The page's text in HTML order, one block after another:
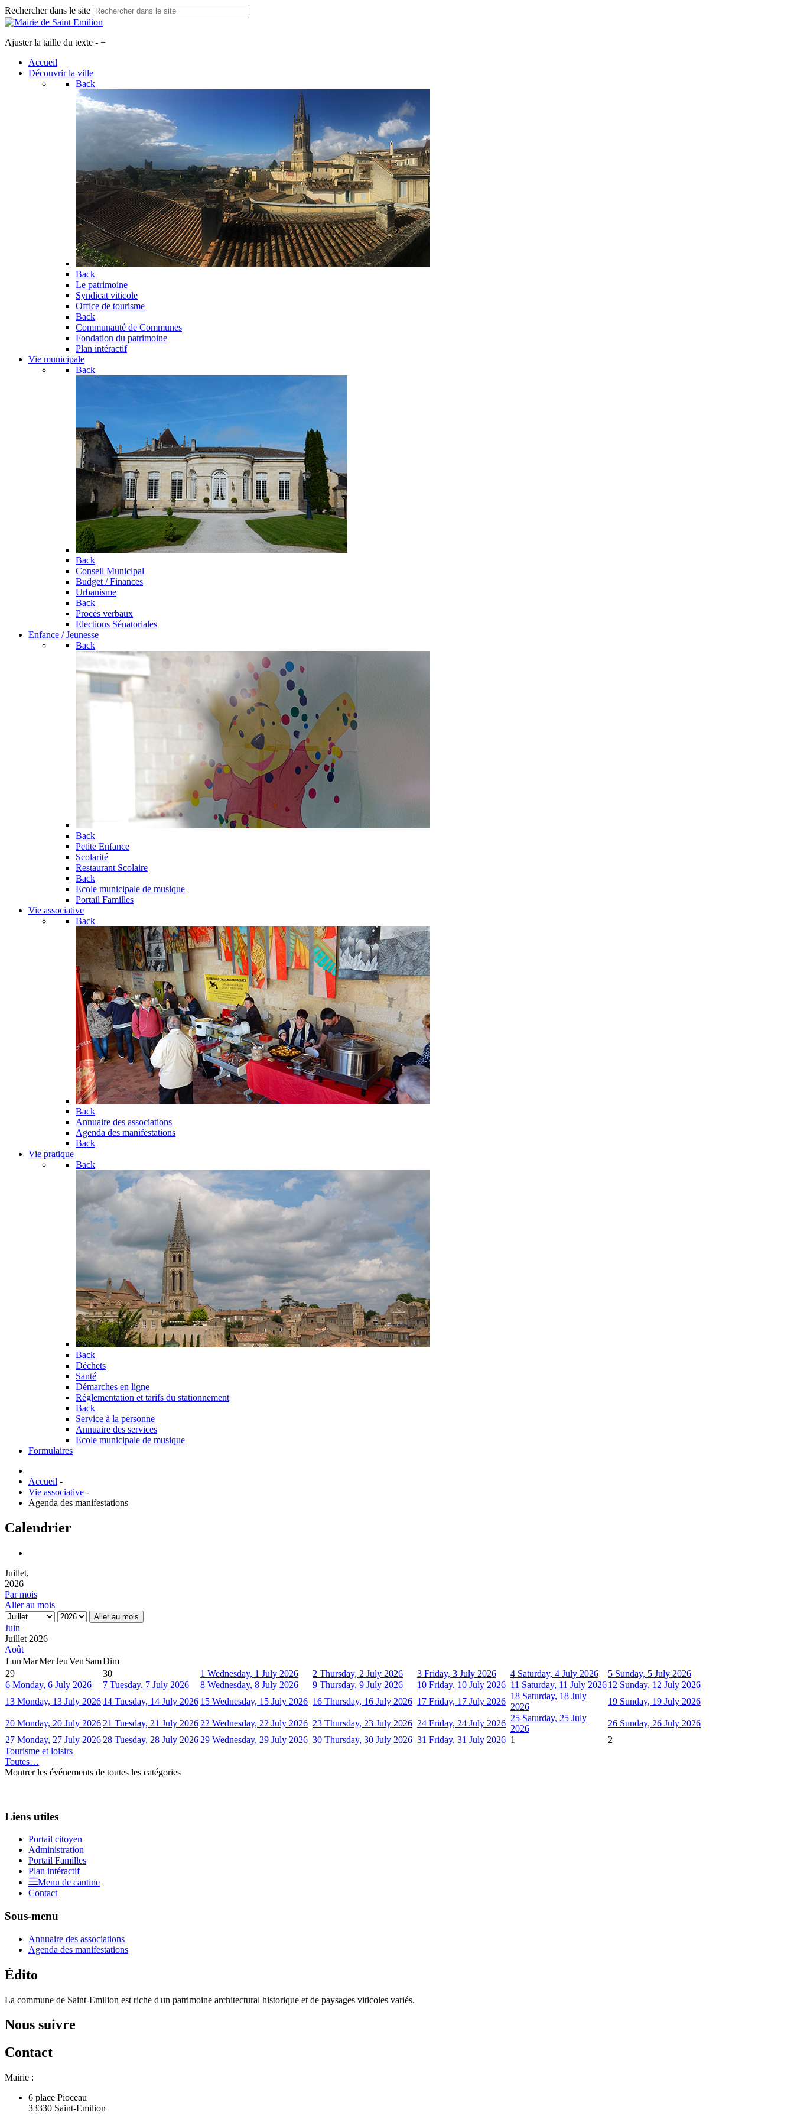
Rechercher dans le site
Ajuster la taille du texte - +
Accueil
Découvrir la ville
Back
Back
Le patrimoine
Syndicat viticole
Office de tourisme
Back
Communauté de Communes
Fondation du patrimoine
Plan intéractif
Vie municipale
Back
Back
Conseil Municipal
Budget / Finances
Urbanisme
Back
Procès verbaux
Elections Sénatoriales
Enfance / Jeunesse
Back
Back
Petite Enfance
Scolarité
Restaurant Scolaire
Back
Ecole municipale de musique
Portail Familles
Vie associative
Back
Back
Annuaire des associations
Agenda des manifestations
Back
Vie pratique
Back
Back
Déchets
Santé
Démarches en ligne
Réglementation et tarifs du stationnement
Back
Service à la personne
Annuaire des services
Ecole municipale de musique
Formulaires
Accueil -
Vie associative -
Agenda des manifestations
Calendrier
Juillet,
2026
Par mois
Aller au mois
Aller au mois
Juin
Juillet 2026
Août
LunMarMerJeuVen SamDim
29
30 1 Wednesday, 1 July 2026 2 Thursday, 2 July 2026 3 Friday, 3 July 2026 4 Saturday, 4 July 2026 5 Sunday, 5 July 2026
6 Monday, 6 July 2026 7 Tuesday, 7 July 2026 8 Wednesday, 8 July 2026 9 Thursday, 9 July 2026 10 Friday, 10 July 2026 11 Saturday, 11 July 202612 Sunday, 12 July 2026
13 Monday, 13 July 2026 14 Tuesday, 14 July 2026 15 Wednesday, 15 July 2026 16 Thursday, 16 July 2026 17 Friday, 17 July 2026
18 Saturday, 18 July
2026
19 Sunday, 19 July 2026
20 Monday, 20 July 2026 21 Tuesday, 21 July 2026 22 Wednesday, 22 July 2026 23 Thursday, 23 July 2026 24 Friday, 24 July 2026
25 Saturday, 25 July
2026
26 Sunday, 26 July 2026
27 Monday, 27 July 2026 28 Tuesday, 28 July 2026 29 Wednesday, 29 July 2026 30 Thursday, 30 July 2026 31 Friday, 31 July 2026 1
2
Tourisme et loisirs
Toutes…
Montrer les événements de toutes les catégories
Liens utiles
Portail citoyen
Administration
Portail Familles
Plan intéractif
Menu de cantine
Contact
Sous-menu
Annuaire des associations
Agenda des manifestations
Édito
La commune de Saint-Emilion est riche d'un patrimoine architectural historique et de paysages viticoles variés.
Nous suivre
Contact
Mairie :
6 place Pioceau
33330 Saint-Emilion